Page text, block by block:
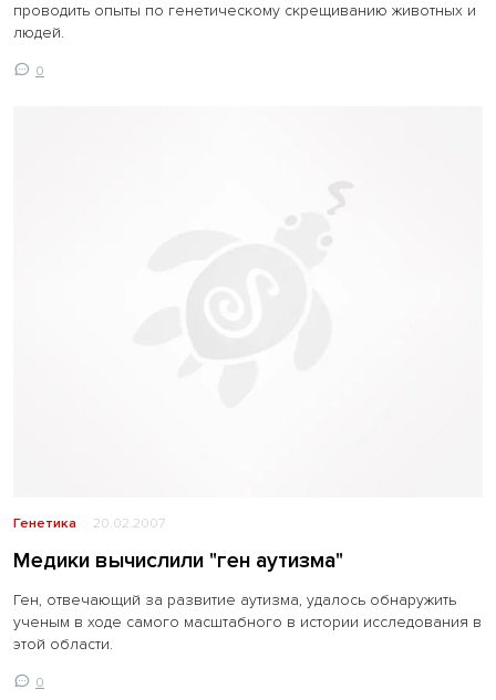
проводить опыты по генетическому скрещиванию животных и
людей.
0
Генетика 20.02.2007
Медики вычислили "ген аутизма"
Ген, отвечающий за развитие аутизма, удалось обнаружить
ученым в ходе самого масштабного в истории исследования в
этой области.
0